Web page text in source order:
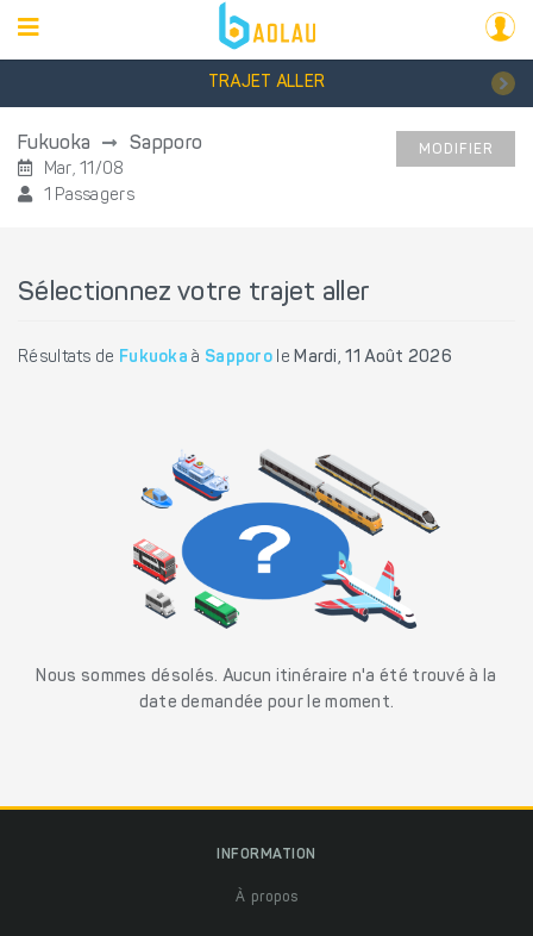
TRAJET ALLER
Fukuoka Sapporo
Mar, 11/08
1 Passagers
MODIFIER
Sélectionnez votre trajet aller
Résultats de Fukuoka à Sapporo leMardi, 11 Août 2026
Nous sommes désolés. Aucun itinéraire n'a été trouvé à la
date demandée pour le moment.
INFORMATION
À propos